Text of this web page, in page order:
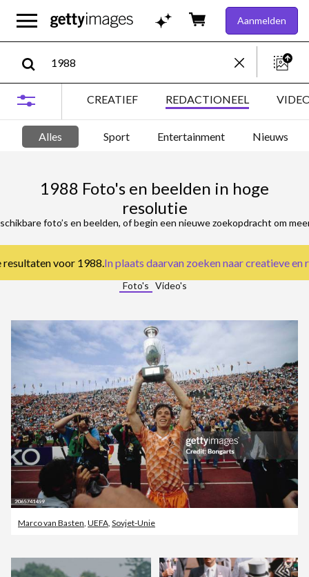
Aanmelden
CREATIEF REDACTIONEEL
Alles Sport Entertainment Nieuws
1988 Foto's en beelden in hoge
resolutie
foto’s en beelden, of begin een nieuwe zoekopdracht om
voor 1988. In plaats daarvan zoeken naarcreatieve en
Foto's Video's
Marco van Basten, UEFA, Sovjet-Unie